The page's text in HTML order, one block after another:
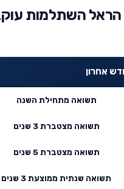
הראל השתלמות
אחרון
תשואה מתחילת השנה
תשואה מצטברת 3 שנים
תשואה מצטברת 5 שנים
תשואה שנתית ממוצעת 3 שנים